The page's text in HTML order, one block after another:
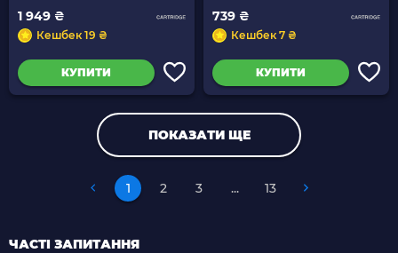
1 949 ₴
Кешбек 19 ₴
КУПИТИ
739 ₴
Кешбек 7 ₴
КУПИТИ
ПОКАЗАТИ ЩЕ
1 2 3 ... 13
ЧАСТІ ЗАПИТАННЯ